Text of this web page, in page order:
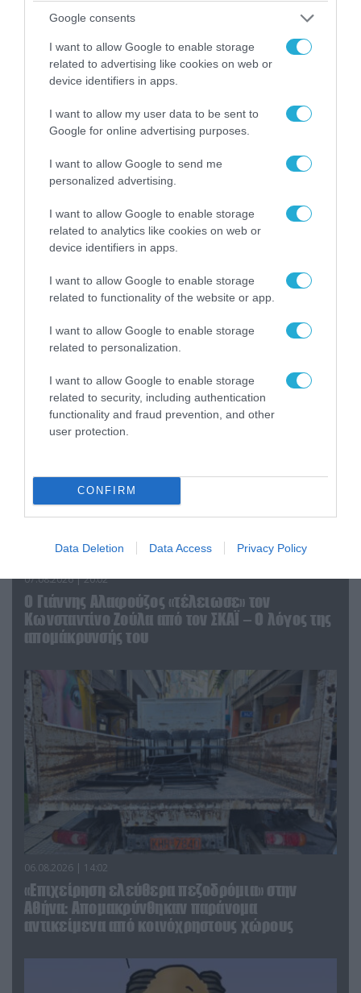
Google consents
I want to allow Google to enable storage
related to advertising like cookies on web or
device identifiers in apps.
I want to allow my user data to be sent to
Google for online advertising purposes.
I want to allow Google to send me
personalized advertising.
I want to allow Google to enable storage
related to analytics like cookies on web or
device identifiers in apps.
I want to allow Google to enable storage
related to functionality of the website or app.
I want to allow Google to enable storage
related to personalization.
I want to allow Google to enable storage
related to security, including authentication
functionality and fraud prevention, and other
user protection.
CONFIRM
Data Deletion Data Access Privacy Policy
Σ.Αραβίας & Πακιστάν θα πολεμήσουν Ριάντ και
Ισλαμαμπάντ κατά της Ελλάδας!
ΠΟΛΙΤΙΚΗ
«Η απόλυτη τραγωδία»: Η «αιχμηρή» ανάρτηση
του Αρκά για τα τατουάζ (φωτο)
07.08.2026 | 20:02
Ο Γιάννης Αλαφούζος «τέλειωσε» τον
Κωνσταντίνο Ζούλα από τον ΣΚΑΪ – Ο λόγος της
απομάκρυνσής του
06.08.2026 | 14:02
«Επιχείρηση ελεύθερα πεζοδρόμια» στην
Αθήνα: Απομακρύνθηκαν παράνομα
αντικείμενα από κοινόχρηστους χώρους